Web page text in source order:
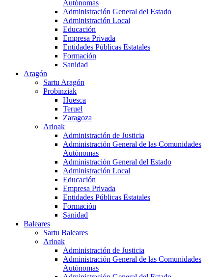
Autónomas
Administración General del Estado
Administración Local
Educación
Empresa Privada
Entidades Públicas Estatales
Formación
Sanidad
Aragón
Sartu Aragón
Probinziak
Huesca
Teruel
Zaragoza
Arloak
Administración de Justicia
Administración General de las Comunidades
Autónomas
Administración General del Estado
Administración Local
Educación
Empresa Privada
Entidades Públicas Estatales
Formación
Sanidad
Baleares
Sartu Baleares
Arloak
Administración de Justicia
Administración General de las Comunidades
Autónomas